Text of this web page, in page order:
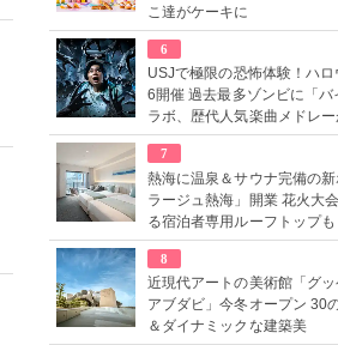
こ達がケーキに
6
USJで極限の恐怖体験！ハ
6開催 過去最多ゾンビに「バ
ラボ、歴代人気楽曲メドレー
7
熱海に温泉＆サウナ完備の新
ラージュ熱海」開業 花火大
る宿泊者専用ルーフトップも
8
近現代アートの美術館「グッ
アブダビ」今冬オープン 30
＆ダイナミックな建築美